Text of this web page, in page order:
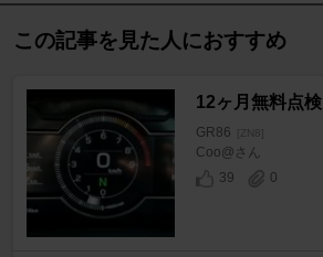
この記事を見た人におすすめ
12ヶ月無料点検
GR86 [ZN8]
Coo@さん
39
0